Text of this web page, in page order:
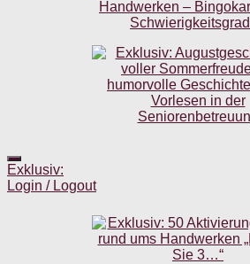
Exklusiv:
Login / Logout